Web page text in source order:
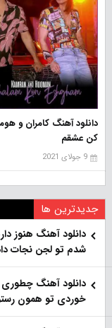
دانلود آهنگ کامران و
کن عشقم
9 جولای 2021
جدیدترین ها
دانلود آهنگ هنو‌ز
شدم تو لجن نجات
دانلود آهنگ
خوردی تو همون